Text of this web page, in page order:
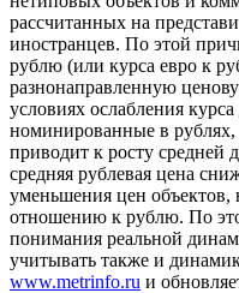
рассчитанных на
иностранцев. По этой
рублю (или курса евро к
разнонаправленную
условиях ослабления
номинированные в рублях,
приводит к росту средней
средняя рублевая цена
уменьшения цен
отношению к рублю. По
понимания реальной
учитывать также и
www.metrinfo.ru и